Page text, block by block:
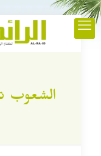
الشعوب